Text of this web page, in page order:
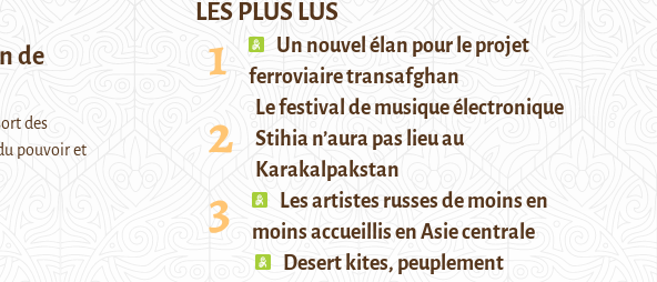
de
des
pouvoir et
LES PLUS LUS
Un nouvel élan pour le projet
ferroviaire transafghan
Le festival de musique électronique
Stihia n’aura pas lieu au
Karakalpakstan
Les artistes russes de moins en
moins accueillis en Asie centrale
Desert kites, peuplement